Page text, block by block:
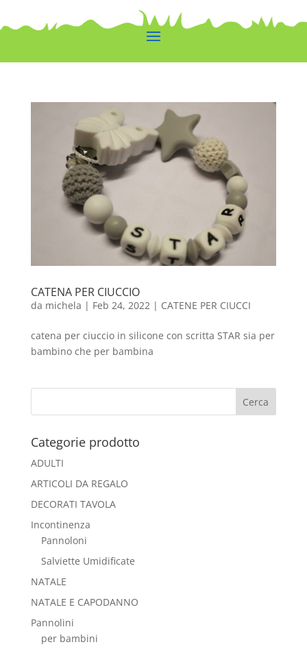
CATENA PER CIUCCIO
da michela | Feb 24, 2022| CATENE PER CIUCCI
catena per ciuccio in silicone con scritta STAR sia per
bambino che per bambina
Categorie prodotto
ADULTI
ARTICOLI DA REGALO
DECORATI TAVOLA
Incontinenza
Pannoloni
Salviette Umidificate
NATALE
NATALE E CAPODANNO
Pannolini
per bambini